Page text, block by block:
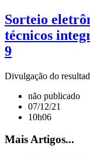
Sorteio
técnicos
9
Divulgação do
não publicado
07/12/21
10h06
Mais Artigos...